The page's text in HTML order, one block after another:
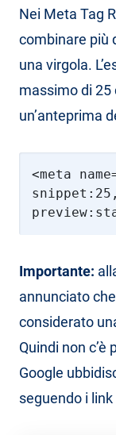
Nei Meta Tag
combinare più
una virgola.
massimo di 25
un’anteprima
<meta
Importante:
annunciato
considerato
Quindi non
Google
seguendo i